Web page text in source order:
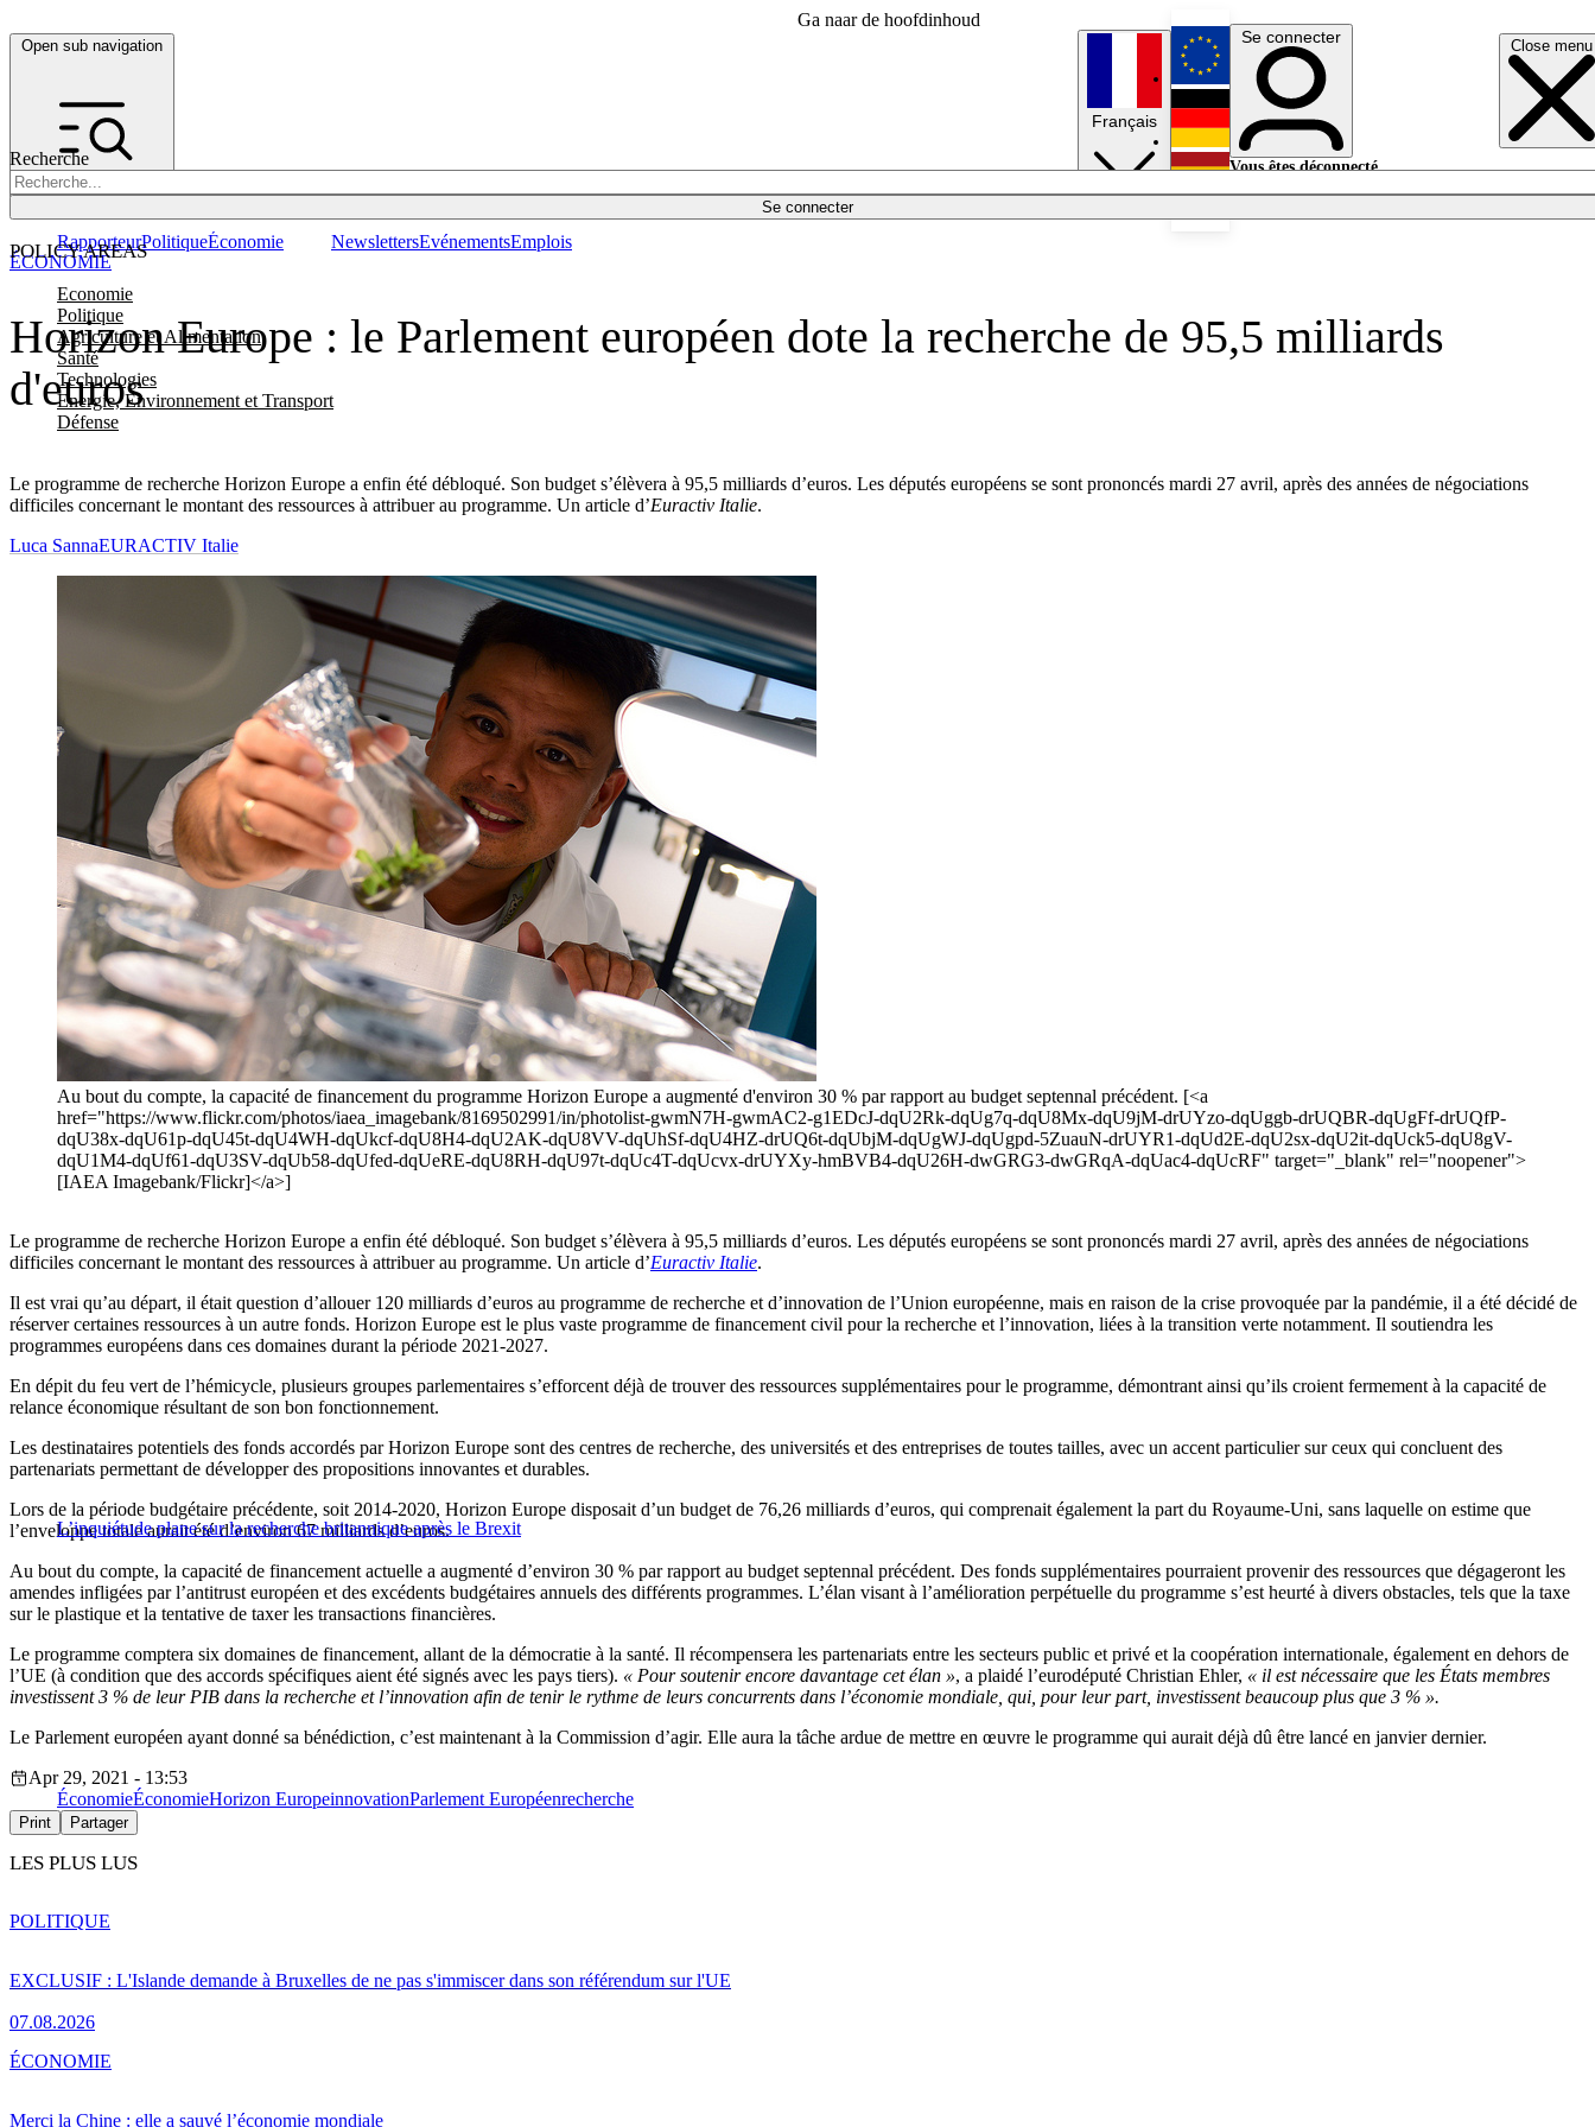
Ga naar de hoofdinhoud
Open sub navigation Close menu
Recherche
Se connecter
POLICY AREAS
Economie
Politique
Agriculture et Alimentation
Santé
Technologies
Energie, Environnement et Transport
Défense
RapporteurPolitiqueÉconomie NewslettersEvénementsEmplois
Français
English
Deutsch
Se connecter
Vous êtes déconnecté.
Horizon Europe : le Parlement européen dote la recherche de 95,5 milliards
d'euros
Le programme de recherche Horizon Europe a enfin été débloqué. Son budget s’élèvera à 95,5 milliards d’euros. Les députés européens se sont prononcés mardi 27 avril, après des années de négociations
difficiles concernant le montant des ressources à attribuer au programme. Un article d’Euractiv Italie.
ÉCONOMIE
Luca SannaEURACTIV Italie
Au bout du compte, la capacité de financement du programme Horizon Europe a augmenté d'environ 30 % par rapport au budget septennal précédent. [<a
href="https://www.flickr.com/photos/iaea_imagebank/8169502991/in/photolist-gwmN7H-gwmAC2-g1EDcJ-dqU2Rk-dqUg7q-dqU8Mx-dqU9jM-drUYzo-dqUggb-drUQBR-dqUgFf-drUQfP-
dqU38x-dqU61p-dqU45t-dqU4WH-dqUkcf-dqU8H4-dqU2AK-dqU8VV-dqUhSf-dqU4HZ-drUQ6t-dqUbjM-dqUgWJ-dqUgpd-5ZuauN-drUYR1-dqUd2E-dqU2sx-dqU2it-dqUck5-dqU8gV-
dqU1M4-dqUf61-dqU3SV-dqUb58-dqUfed-dqUeRE-dqU8RH-dqU97t-dqUc4T-dqUcvx-drUYXy-hmBVB4-dqU26H-dwGRG3-dwGRqA-dqUac4-dqUcRF" target="_blank" rel="noopener">
[IAEA Imagebank/Flickr]</a>]
Le programme de recherche Horizon Europe a enfin été débloqué. Son budget s’élèvera à 95,5 milliards d’euros. Les députés européens se sont prononcés mardi 27 avril, après des années de négociations
difficiles concernant le montant des ressources à attribuer au programme. Un article d’Euractiv Italie.
Il est vrai qu’au départ, il était question d’allouer 120 milliards d’euros au programme de recherche et d’innovation de l’Union européenne, mais en raison de la crise provoquée par la pandémie, il a été décidé de
réserver certaines ressources à un autre fonds. Horizon Europe est le plus vaste programme de financement civil pour la recherche et l’innovation, liées à la transition verte notamment. Il soutiendra les
programmes européens dans ces domaines durant la période 2021-2027.
En dépit du feu vert de l’hémicycle, plusieurs groupes parlementaires s’efforcent déjà de trouver des ressources supplémentaires pour le programme, démontrant ainsi qu’ils croient fermement à la capacité de
relance économique résultant de son bon fonctionnement.
Les destinataires potentiels des fonds accordés par Horizon Europe sont des centres de recherche, des universités et des entreprises de toutes tailles, avec un accent particulier sur ceux qui concluent des
partenariats permettant de développer des propositions innovantes et durables.
L’inquiétude plane sur la recherche britannique après le Brexit
Lors de la période budgétaire précédente, soit 2014-2020, Horizon Europe disposait d’un budget de 76,26 milliards d’euros, qui comprenait également la part du Royaume-Uni, sans laquelle on estime que
l’enveloppe totale aurait été d’environ 67 milliards d’euros.
Au bout du compte, la capacité de financement actuelle a augmenté d’environ 30 % par rapport au budget septennal précédent. Des fonds supplémentaires pourraient provenir des ressources que dégageront les
amendes infligées par l’antitrust européen et des excédents budgétaires annuels des différents programmes. L’élan visant à l’amélioration perpétuelle du programme s’est heurté à divers obstacles, tels que la taxe
sur le plastique et la tentative de taxer les transactions financières.
Le programme comptera six domaines de financement, allant de la démocratie à la santé. Il récompensera les partenariats entre les secteurs public et privé et la coopération internationale, également en dehors de
l’UE (à condition que des accords spécifiques aient été signés avec les pays tiers). « Pour soutenir encore davantage cet élan », a plaidé l’eurodéputé Christian Ehler, « il est nécessaire que les États membres
investissent 3 % de leur PIB dans la recherche et l’innovation afin de tenir le rythme de leurs concurrents dans l’économie mondiale, qui, pour leur part, investissent beaucoup plus que 3 % ».
Le Parlement européen ayant donné sa bénédiction, c’est maintenant à la Commission d’agir. Elle aura la tâche ardue de mettre en œuvre le programme qui aurait déjà dû être lancé en janvier dernier.
Apr 29, 2021 - 13:53
ÉconomieÉconomieHorizon EuropeinnovationParlement Européenrecherche
Print Partager
LES PLUS LUS
EXCLUSIF : L'Islande demande à Bruxelles de ne pas s'immiscer dans son référendum sur l'UE
07.08.2026
POLITIQUE
Merci la Chine : elle a sauvé l’économie mondiale
ÉCONOMIE